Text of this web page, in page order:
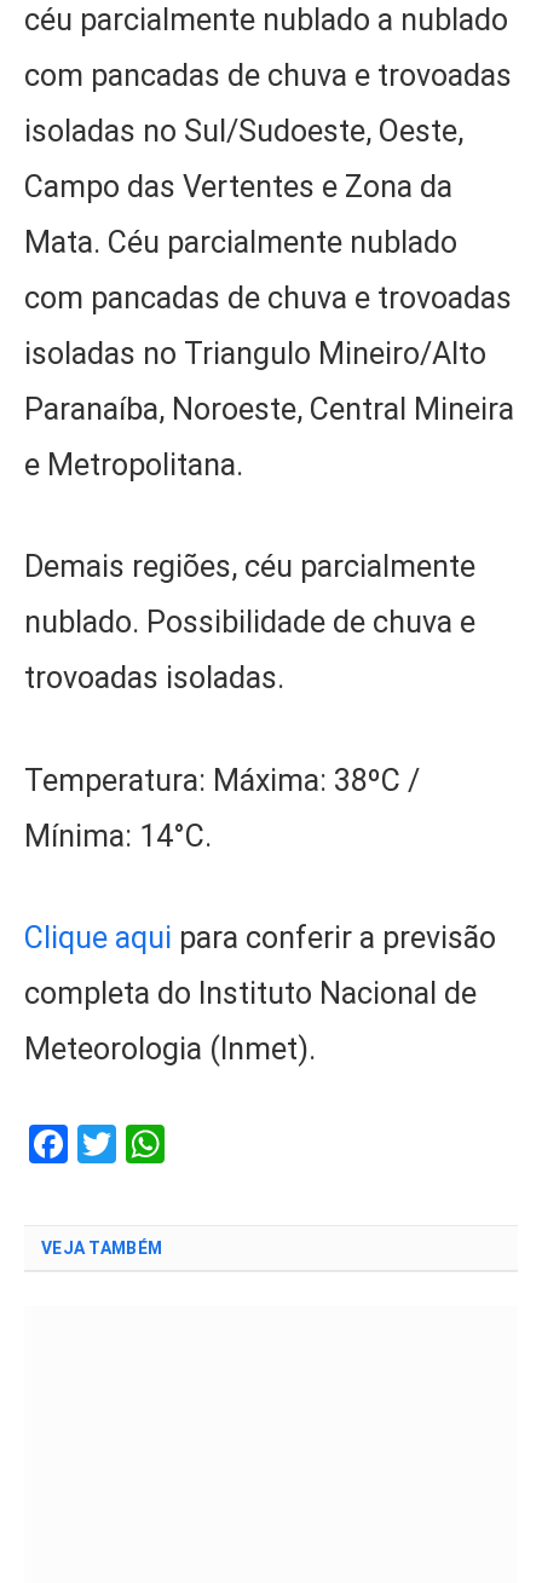
céu parcialmente nublado a nublado
com pancadas de chuva e trovoadas
isoladas no Sul/Sudoeste, Oeste,
Campo das Vertentes e Zona da
Mata. Céu parcialmente nublado
com pancadas de chuva e trovoadas
isoladas no Triangulo Mineiro/Alto
Paranaíba, Noroeste, Central Mineira
e Metropolitana.
Demais regiões, céu parcialmente
nublado. Possibilidade de chuva e
trovoadas isoladas.
Temperatura: Máxima: 38ºC /
Mínima: 14°C.
Clique aqui para conferir a previsão
completa do Instituto Nacional de
Meteorologia (Inmet).
Facebook
Twitter
VEJA TAMBÉM